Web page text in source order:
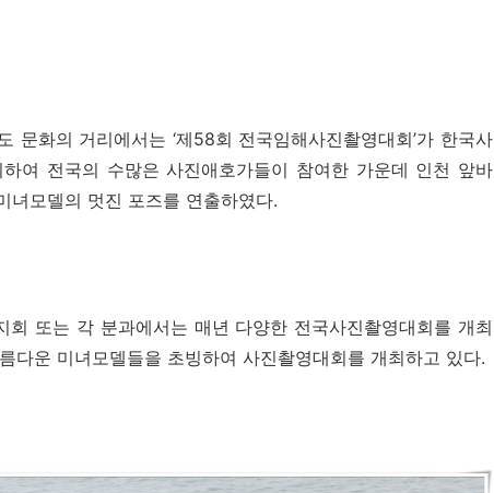
문화의 거리에서는 ‘제58회 전국임해사진촬영대회’가 한국사
여 전국의 수많은 사진애호가들이 참여한 가운데 인천 앞바
녀모델의 멋진 포즈를 연출하였다.
회 또는 각 분과에서는 매년 다양한 전국사진촬영대회를 개최
다운 미녀모델들을 초빙하여 사진촬영대회를 개최하고 있다.